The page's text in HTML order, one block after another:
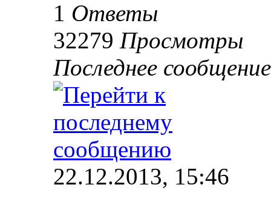
1 Ответы
32279 Просмотры
Последнее
22.12.2013, 15:46